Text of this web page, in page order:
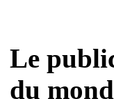
Le
du